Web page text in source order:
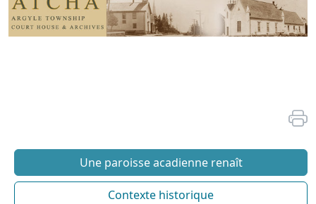
Une paroisse acadienne renaît
Contexte historique